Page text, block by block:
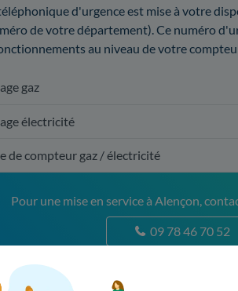
d'urgence est mise à votre
de votre département). Ce numéro
au niveau de votre
gaz
électricité
de compteur gaz / électricité
Pour une mise en service à Alençon,
09 78 46 70 52